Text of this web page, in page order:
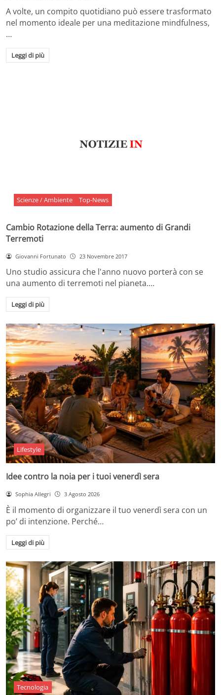
A volte, un compito quotidiano può essere trasformato
nel momento ideale per una meditazione mindfulness,
…
Leggi di più
Scienze / Ambiente Top-News
Cambio Rotazione della Terra: aumento di Grandi
Terremoti
Giovanni Fortunato 23 Novembre 2017
Uno studio assicura che l'anno nuovo porterà con se
una aumento di terremoti nel pianeta.…
Leggi di più
Lifestyle
Idee contro la noia per i tuoi venerdì sera
Sophia Allegri 3 Agosto 2026
È il momento di organizzare il tuo venerdì sera con un
po’ di intenzione. Perché…
Leggi di più
Tecnologia